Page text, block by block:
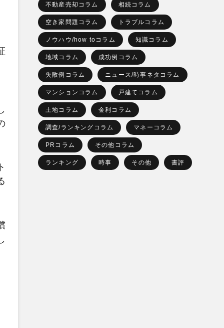
不動産売却コラム 相続コラム
空き家問題コラム トラブルコラム
ノウハウ/how toコラム 知識コラム
地域コラム 成功例コラム
失敗例コラム ニュース/時事ネタコラム
マンションコラム 戸建てコラム
土地コラム 金利コラム
調査/ランキングコラム マネーコラム
PRコラム その他コラム
ランキング 時事 その他 書評